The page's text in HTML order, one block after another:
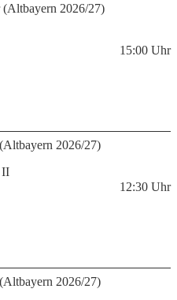
(Altbayern 2026/27)
15:00 Uhr
2026/27)
II
12:30 Uhr
2026/27)